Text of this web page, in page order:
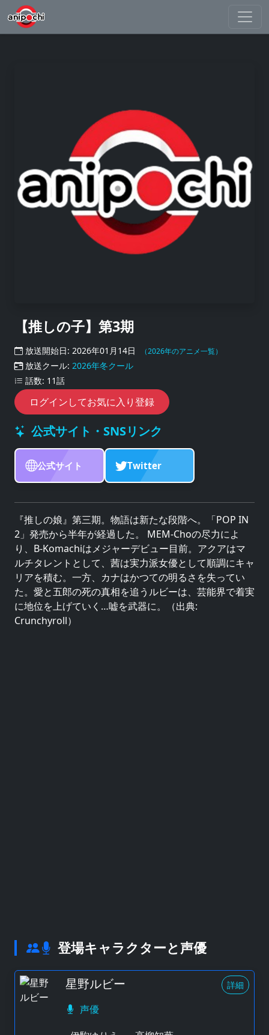
【推しの子】第3期
放送開始日: 2026年01月14日 （2026年のアニメ一覧）
放送クール: 2026年冬クール
話数: 11話
ログインしてお気に入り登録
公式サイト・SNSリンク
公式サイト Twitter
『推しの娘』第三期。物語は新たな段階へ。「POP IN
2」発売から半年が経過した。 MEM-Choの尽力によ
り、B-Komachiはメジャーデビュー目前。アクアはマ
ルチタレントとして、茜は実力派女優として順調にキャ
リアを積む。一方、カナはかつての明るさを失ってい
た。愛と五郎の死の真相を追うルビーは、芸能界で着実
に地位を上げていく…嘘を武器に。（出典:
Crunchyroll）
登場キャラクターと声優
星野ルビー 詳細
声優